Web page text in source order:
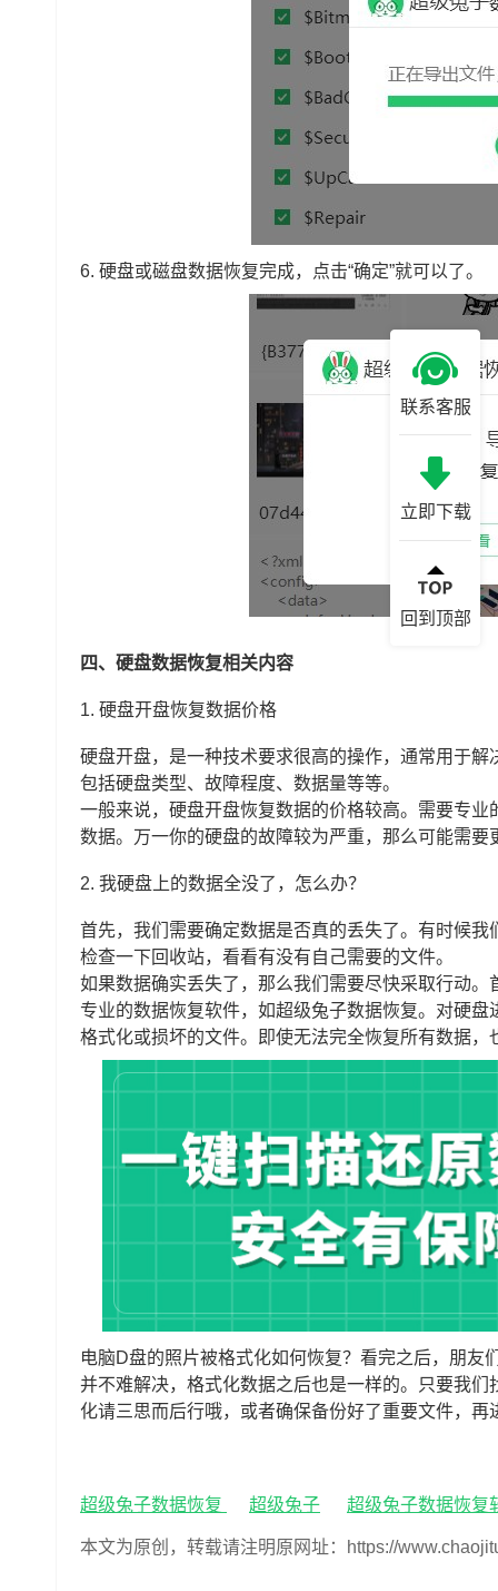
6. 硬盘或磁盘数据恢复完成，点击“确定”就可以了。
四、硬盘数据恢复相关内容
1. 硬盘开盘恢复数据价格
硬盘开盘，是一种技术要求很高的操作，通常用于
包括硬盘类型、故障程度、数据量等等。
一般来说，硬盘开盘恢复数据的价格较高。需要专
数据。万一你的硬盘的故障较为严重，那么可能需
2. 我硬盘上的数据全没了，怎么办？
首先，我们需要确定数据是否真的丢失了。有时候
检查一下回收站，看看有没有自己需要的文件。
如果数据确实丢失了，那么我们需要尽快采取行动
专业的数据恢复软件，如超级兔子数据恢复。对硬
格式化或损坏的文件。即使无法完全恢复所有数据，
电脑D盘的照片被格式化如何恢复？看完之后，朋
并不难解决，格式化数据之后也是一样的。只要我
化请三思而后行哦，或者确保备份好了重要文件，再
超级兔子数据恢复 超级兔子 超级兔子数据恢复
本文为原创，转载请注明原网址：https://
联系客服
立即下载
回到顶部